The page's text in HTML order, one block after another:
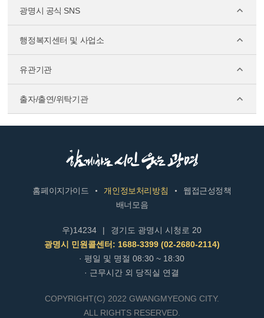
광명시 공식 SNS
행정복지센터 및 사업소
유관기관
출자/출연/위탁기관
홈페이지가이드 개인정보처리방침
웹접근성정책
배너모음
우)14234 |
경기도 광명시 시청로 20
광명시 민원콜센터: 1688-3399 (02-2680-2114)
· 평일 및 명절 08:30 ~ 18:30
· 근무시간 외 당직실 연결
COPYRIGHT(C) 2022 GWANGMYEONG CITY.
ALL RIGHTS RESERVED.